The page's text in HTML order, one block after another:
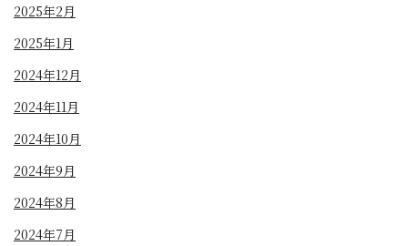
2025年2月
2025年1月
2024年12月
2024年11月
2024年10月
2024年9月
2024年8月
2024年7月